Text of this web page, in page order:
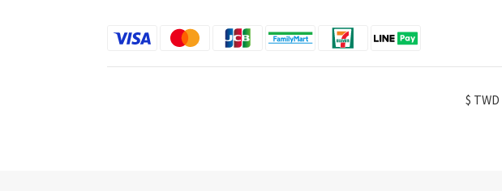
$ TWD